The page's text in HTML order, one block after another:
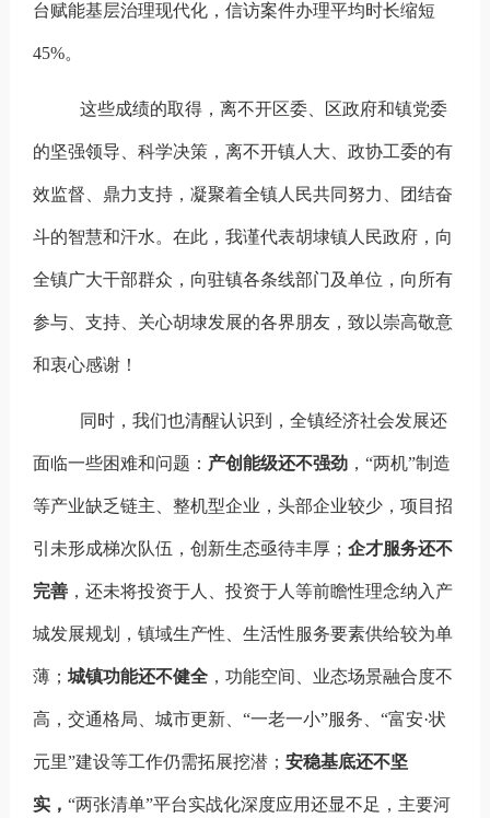
台赋能基层治理现代化，信访案件办理平均时长缩短
45%。
这些成绩的取得，离不开区委、区政府和镇党委
的坚强领导、科学决策，离不开镇人大、政协工委的有
效监督、鼎力支持，凝聚着全镇人民共同努力、团结奋
斗的智慧和汗水。在此，我谨代表胡埭镇人民政府，向
全镇广大干部群众，向驻镇各条线部门及单位，向所有
参与、支持、关心胡埭发展的各界朋友，致以崇高敬意
和衷心感谢！
同时，我们也清醒认识到，全镇经济社会发展还
面临一些困难和问题： 产创能级还不强劲，“两机”制造
等产业缺乏链主、整机型企业，头部企业较少，项目招
引未形成梯次队伍，创新生态亟待丰厚； 企才服务还不
完善，还未将投资于人、投资于人等前瞻性理念纳入产
城发展规划，镇域生产性、生活性服务要素供给较为单
薄； 城镇功能还不健全，功能空间、业态场景融合度不
高，交通格局、城市更新、“一老一小”服务、“富安·状
元里”建设等工作仍需拓展挖潜； 安稳基底还不坚
实， “两张清单”平台实战化深度应用还显不足，主要河